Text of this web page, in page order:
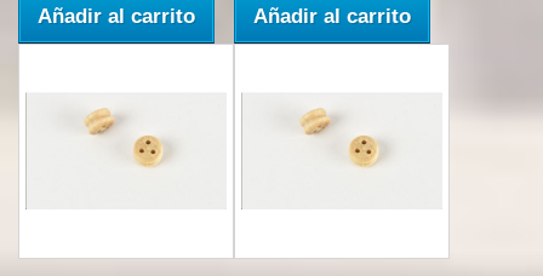
Añadir al carrito Añadir al carrito